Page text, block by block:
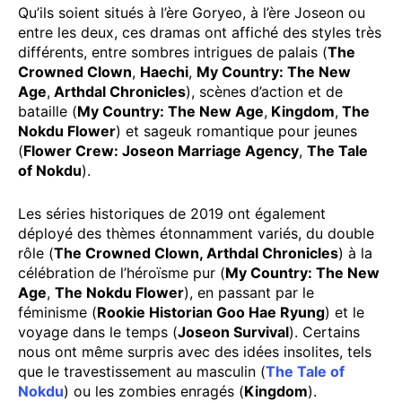
Qu’ils soient situés à l’ère Goryeo, à l’ère Joseon ou
entre les deux, ces dramas ont affiché des styles très
différents, entre sombres intrigues de palais (The
Crowned Clown, Haechi, My Country: The New
Age, Arthdal Chronicles), scènes d’action et de
bataille (My Country: The New Age, Kingdom, The
Nokdu Flower) et sageuk romantique pour jeunes
(Flower Crew: Joseon Marriage Agency, The Tale
of Nokdu).
Les séries historiques de 2019 ont également
déployé des thèmes étonnamment variés, du double
rôle (The Crowned Clown, Arthdal Chronicles) à la
célébration de l’héroïsme pur (My Country: The New
Age, The Nokdu Flower), en passant par le
féminisme (Rookie Historian Goo Hae Ryung) et le
voyage dans le temps (Joseon Survival). Certains
nous ont même surpris avec des idées insolites, tels
que le travestissement au masculin (The Tale of
Nokdu) ou les zombies enragés (Kingdom).